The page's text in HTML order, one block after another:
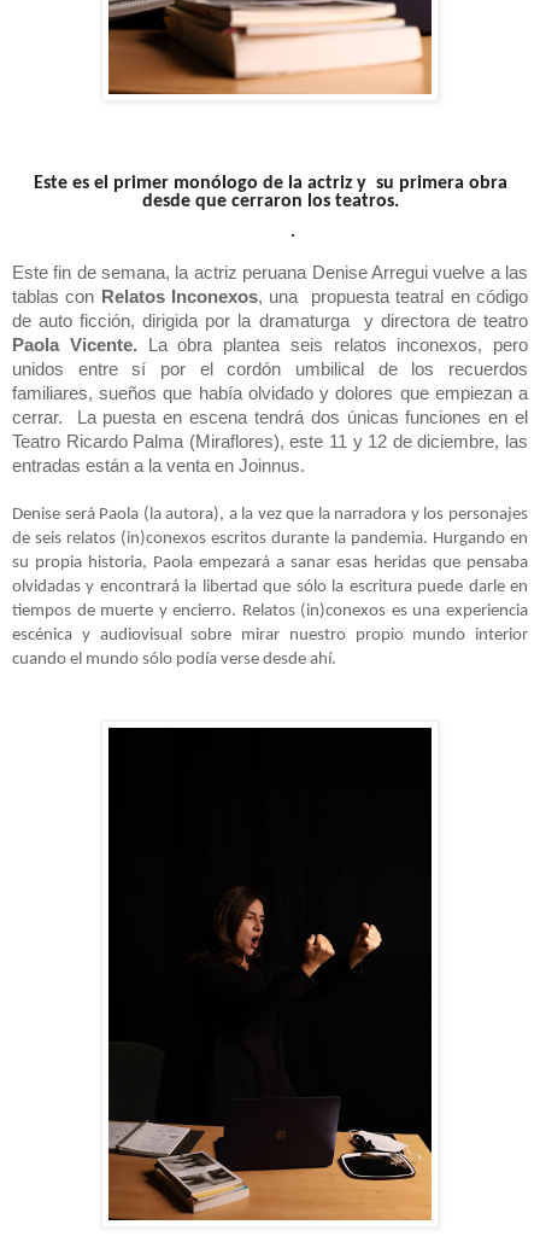
Este es el primer monólogo de la actriz y su primera obra
desde que cerraron los teatros.
·
Este fin de semana, la actriz peruana Denise Arregui vuelve a las
tablas con Relatos Inconexos, una propuesta teatral en código
deauto ficción, dirigida por la dramaturga y directora de teatro
Paola Vicente. La obra plantea seis relatos inconexos, pero
unidos entre sí por el cordón umbilical de los recuerdos
familiares, sueños que había olvidado y dolores que empiezan a
cerrar. La puesta en escena tendrá dos únicas funciones en el
Teatro Ricardo Palma (Miraflores), este 11 y 12 de diciembre, las
entradas están a la venta en Joinnus.
Denise será Paola (la autora), a la vez que la narradora y los personajes
de seis relatos (in)conexos escritos durante la pandemia. Hurgando en
su propia historia, Paola empezará a sanar esas heridas que pensaba
olvidadas y encontrará la libertad que sólo la escritura puede darle en
tiempos de muerte y encierro. Relatos (in)conexos es una experiencia
escénica y audiovisual sobre mirar nuestro propio mundo interior
cuando el mundo sólo podía verse desde ahí.